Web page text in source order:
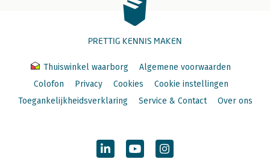
PRETTIG KENNIS MAKEN
Thuiswinkel waarborg
Algemene voorwaarden
Colofon
Privacy Cookies
Cookie instellingen
Toegankelijkheidsverklaring
Service & Contact Over ons